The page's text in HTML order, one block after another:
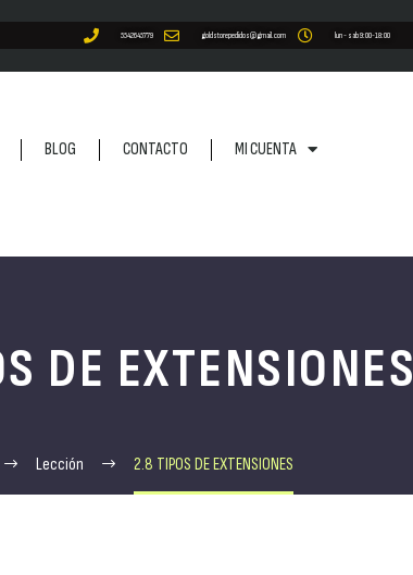
5542645779 goldstorepedidos@gmail.com lun - sab 9:00-18:00
BLOG CONTACTO MI CUENTA
DE EXTENSIONES
Lección 2.8 TIPOS DE EXTENSIONES